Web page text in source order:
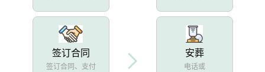
签订合同
签订合同、支付
安葬
电话或